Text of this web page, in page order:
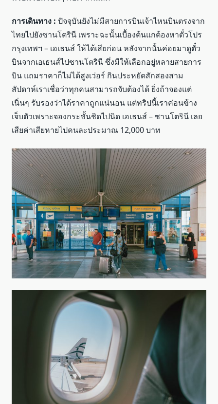
การเดินทาง : ปัจจุบันยังไม่มีสายการบินเจ้าไหนบินตรงจาก
ไทยไปยังซานโตรินี เพราะฉะนั้นเบื้องต้นแกต้องหาตั๋วโปร
กรุงเทพฯ – เอเธนส์ ให้ได้เสียก่อน หลังจากนั้นค่อยมาดูตั๋ว
บินจากเอเธนส์ไปซานโตรินี ซึ่งมีให้เลือกอยู่หลายสายการ
บิน แถมราคาก็ไม่ได้สูงเว่อร์ กินประหยัดสักสองสาม
สัปดาห์เราเชื่อว่าทุกคนสามารถจับต้องได้ ยิ่งถ้าจองแต่
เนิ่นๆ รับรองว่าได้ราคาถูกแน่นอน แต่ทริปนี้เราค่อนข้าง
เจ็บตัวเพราะจองกระชั้นชิดไปนิด เอเธนส์ – ซานโตรินี เลย
เสียค่าเสียหายไปคนละประมาณ 12,000 บาท